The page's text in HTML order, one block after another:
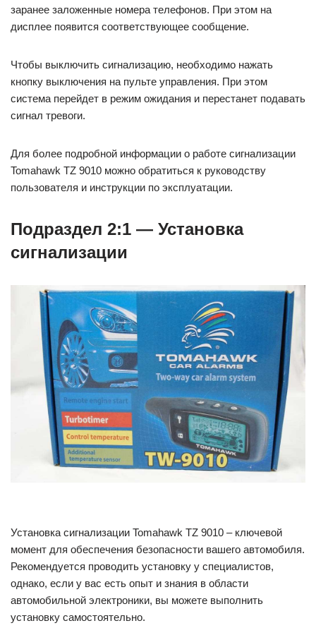
заранее заложенные номера телефонов. При этом на
дисплее появится соответствующее сообщение.
Чтобы выключить сигнализацию, необходимо нажать
кнопку выключения на пульте управления. При этом
система перейдет в режим ожидания и перестанет подавать
сигнал тревоги.
Для более подробной информации о работе сигнализации
Tomahawk TZ 9010 можно обратиться к руководству
пользователя и инструкции по эксплуатации.
Подраздел 2:1 — Установка
сигнализации
Установка сигнализации Tomahawk TZ 9010 – ключевой
момент для обеспечения безопасности вашего автомобиля.
Рекомендуется проводить установку у специалистов,
однако, если у вас есть опыт и знания в области
автомобильной электроники, вы можете выполнить
установку самостоятельно.